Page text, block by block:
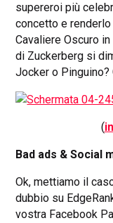
supereroi più
concetto e renderlo
Cavaliere Oscuro
di Zuckerberg si
Jocker o
(
Bad ads & Social
Ok, mettiamo il
dubbio su
vostra Facebook